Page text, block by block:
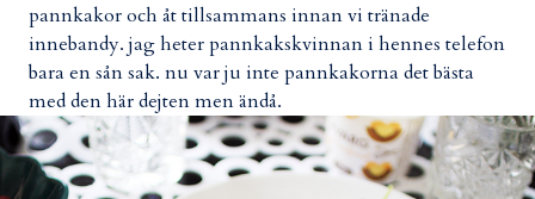
pannkakor och åt tillsammans innan vi tränade
innebandy. jag heter pannkakskvinnan i hennes telefon
bara en sån sak. nu var ju inte pannkakorna det bästa
med den här dejten men ändå.